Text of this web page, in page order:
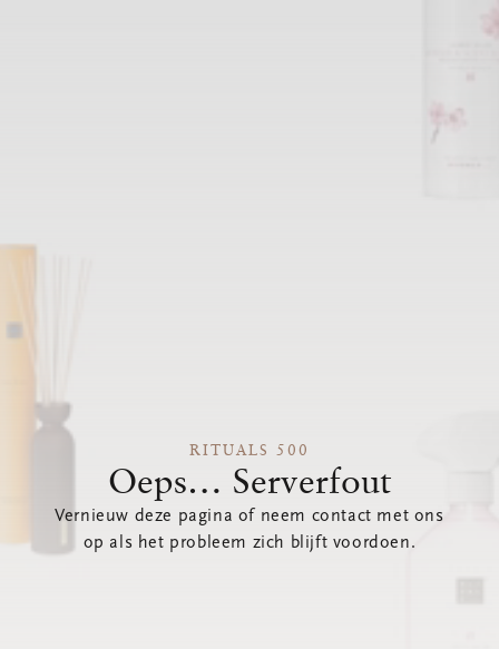
RITUALS 500
Oeps… Serverfout
Vernieuw deze pagina of neem contact met ons
op als het probleem zich blijft voordoen.